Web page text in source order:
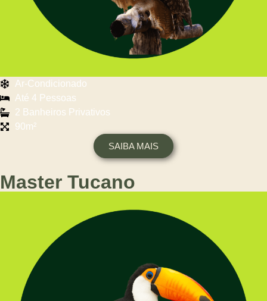
Ar-Condicionado
Até 4 Pessoas
2 Banheiros Privativos
90m²
SAIBA MAIS
Master Tucano